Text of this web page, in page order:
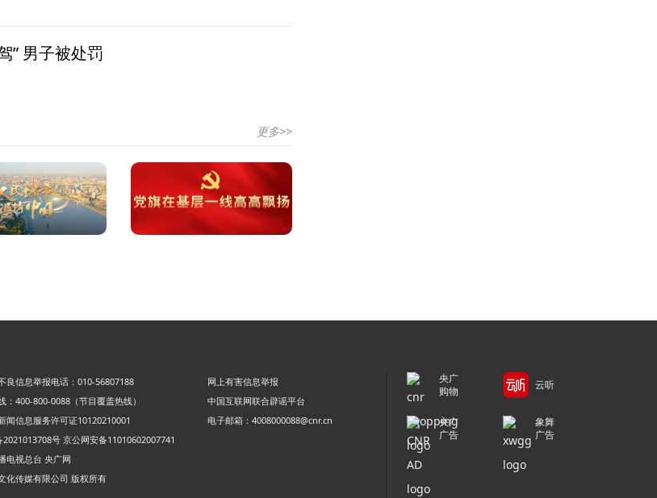
” 男子被处罚
更多>>
良信息举报电话：010-56807188
网上有害信息举报
：400-800-0088（节目覆盖热线）
中国互联网联合辟谣平台
闻信息服务许可证10120210001
电子邮箱：4008000088@cnr.cn
2021013708号 京公网安备11010602007741
电视总台 央广网
化传媒有限公司 版权所有
央广
购物
云听
央广
广告
象舞
广告